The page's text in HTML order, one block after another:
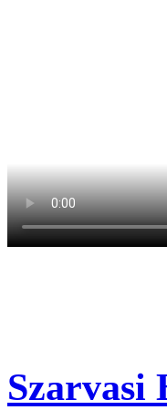
Szarvasi